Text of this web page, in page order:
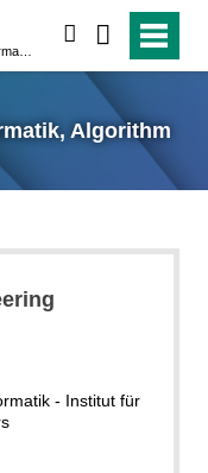
Algorithm
- Institut für